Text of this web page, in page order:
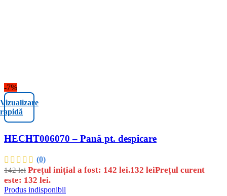
-7%
Vizualizare
rapidă
HECHT006070 – Pană pt. despicare
(0)
142lei Prețul inițial a fost: 142 lei.132 leiPrețul curent
este: 132 lei.
Produs indisponibil